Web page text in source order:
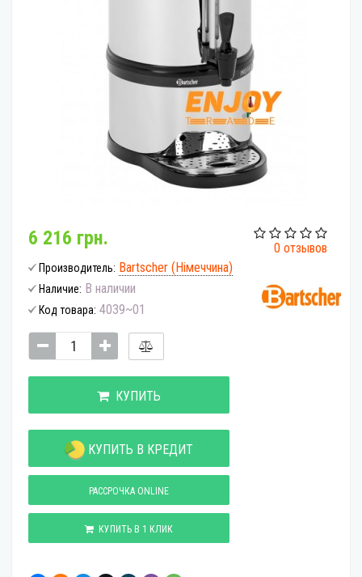
0 отзывов
6 216 грн.
Производитель: Bartscher (Німеччина)
Наличие: В наличии
Код товара: 4039~01
КУПИТЬ
КУПИТЬ В КРЕДИТ
РАССРОЧКА ONLINE
КУПИТЬ В 1 КЛИК